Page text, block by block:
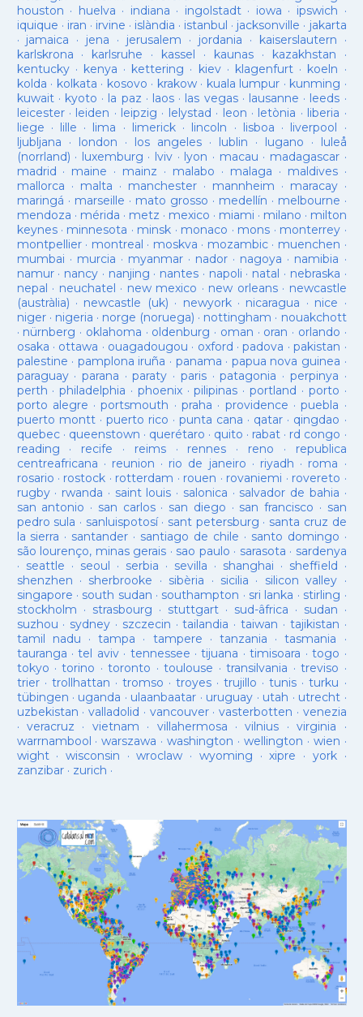
houston · huelva · indiana · ingolstadt· iowa · ipswich ·
iquique · iran · irvine · islàndia · istanbul · jacksonville · jakarta
· jamaica · jena · jerusalem · jordania · kaiserslautern ·
karlskrona · karlsruhe · kassel · kaunas· kazakhstan ·
kentucky· kenya · kettering · kiev· klagenfurt · koeln ·
kolda · kolkata · kosovo · krakow· kuala lumpur · kunming ·
kuwait· kyoto · la paz · laos· las vegas· lausanne · leeds ·
leicester· leiden · leipzig · lelystad · leon · letònia · liberia ·
liege · lille · lima · limerick· lincoln · lisboa · liverpool ·
ljubljana · london · los angeles· lublin · lugano · luleå
(norrland) · luxemburg · lviv · lyon · macau · madagascar·
madrid · maine · mainz · malabo · malaga · maldives·
mallorca · malta · manchester· mannheim · maracay·
maringá · marseille · mato grosso · medellín · melbourne ·
mendoza · mérida · metz · mexico · miami · milano · milton
keynes· minnesota · minsk · monaco · mons · monterrey ·
montpellier· montreal · moskva · mozambic· muenchen ·
mumbai · murcia · myanmar· nador · nagoya · namibia ·
namur· nancy · nanjing · nantes · napoli · natal · nebraska ·
nepal · neuchatel · new mexico · new orleans· newcastle
(austràlia) · newcastle (uk) · newyork· nicaragua · nice ·
niger· nigeria · norge (noruega) · nottingham · nouakchott
· nürnberg · oklahoma · oldenburg · oman · oran · orlando ·
osaka · ottawa · ouagadougou · oxford ·padova ·pakistan ·
palestine · pamplona iruña · panama · papua nova guinea ·
paraguay· parana ·paraty · paris·patagonia · perpinya ·
perth ·philadelphia · phoenix·pilipinas ·portland · porto ·
porto alegre ·portsmouth ·praha · providence ·puebla ·
puerto montt· puerto rico ·punta cana · qatar · qingdao ·
quebec· queenstown · querétaro · quito · rabat · rd congo ·
reading · recife · reims· rennes · reno · republica
centreafricana · reunion · rio de janeiro · riyadh · roma ·
rosario · rostock · rotterdam · rouen · rovaniemi · rovereto ·
rugby· rwanda · saint louis · salonica · salvador de bahia ·
san antonio · san carlos· san diego · san francisco · san
pedro sula · sanluispotosí· sant petersburg · santa cruz de
la sierra · santander · santiago de chile · santo domingo ·
são lourenço, minas gerais · sao paulo · sarasota · sardenya
· seattle · seoul · serbia · sevilla · shanghai · sheffield ·
shenzhen · sherbrooke · sibèria · sicilia · silicon valley ·
singapore · south sudan · southampton · sri lanka · stirling ·
stockholm · strasbourg · stuttgart· sud-âfrica · sudan ·
suzhou · sydney · szczecin ·tailandia ·taiwan · tajikistan ·
tamil nadu ·tampa · tampere · tanzania ·tasmania ·
tauranga ·tel aviv· tennessee ·tijuana ·timisoara ·togo ·
tokyo ·torino ·toronto ·toulouse ·transilvania ·treviso ·
trier· trollhattan · tromso · troyes·trujillo ·tunis ·turku ·
tübingen · uganda · ulaanbaatar · uruguay · utah · utrecht ·
uzbekistan · valladolid · vancouver· vasterbotten · venezia
· veracruz · vietnam · villahermosa ·vilnius ·virginia ·
warrnambool ·warszawa ·washington · wellington · wien ·
wight· wisconsin ·wroclaw · wyoming ·xipre · york·
zanzibar· zurich ·